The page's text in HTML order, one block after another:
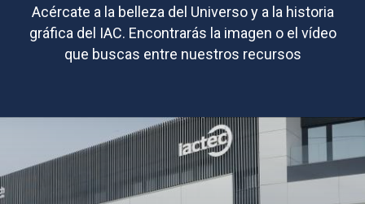
Acércate a la belleza del Universo y a la historia
gráfica del IAC. Encontrarás la imagen o el vídeo
que buscas entre nuestros recursos